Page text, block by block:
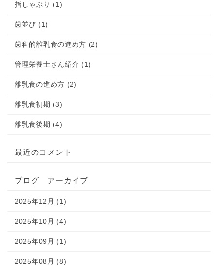
指しゃぶり (1)
歯並び (1)
歯科的離乳食の進め方 (2)
管理栄養士さん紹介 (1)
離乳食の進め方 (2)
離乳食初期 (3)
離乳食後期 (4)
最近のコメント
ブログ アーカイブ
2025年12月 (1)
2025年10月 (4)
2025年09月 (1)
2025年08月 (8)